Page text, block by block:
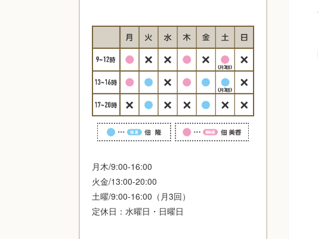
月木/9:00-16:00
火金/13:00-20:00
土曜/9:00-16:00（月3回）
定休日：水曜日・日曜日